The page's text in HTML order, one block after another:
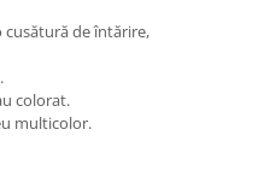
cusătură de întărire,
colorat.
multicolor.